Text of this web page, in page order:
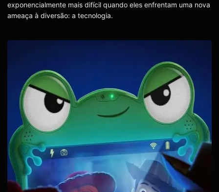
exponencialmente mais difícil quando eles enfrentam uma nova
ameaça à diversão: a tecnologia.